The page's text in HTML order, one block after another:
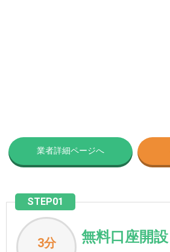
業者詳細ページへ
STEP01
3分 無料口座開設